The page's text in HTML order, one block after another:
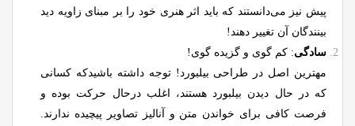
پیش نیز می‌دانستند که باید اثر هنری خود را بر مبنای زاویه دید
بینندگان آن تغییر دهند!
سادگی: کم گوی و گزیده گوی!
مهترین اصل در طراحی بیلبورد! توجه داشته باشیدکه کسانی
که در حال دیدن بیلبورد هستند، اغلب درحال حرکت بوده و
فرصت کافی برای خواندن متن و آنالیز تصاویر پیچیده ندارند.